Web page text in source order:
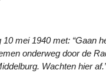
mei 1940 met: “Gaan
onderweg door de
Wachten hier